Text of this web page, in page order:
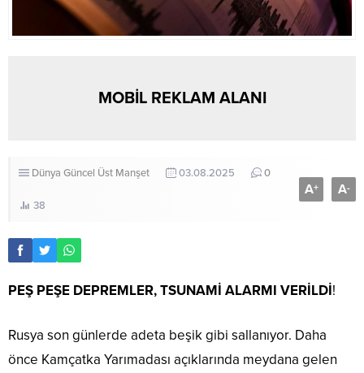
MOBİL REKLAM ALANI
Dünya Güncel Üst Manşet 03.08.2025 0
38
A+ A-
PEŞ PEŞE DEPREMLER, TSUNAMİ ALARMI VERİLDİ!
Rusya son günlerde adeta beşik gibi sallanıyor. Daha
önce Kamçatka Yarımadası açıklarında meydana gelen